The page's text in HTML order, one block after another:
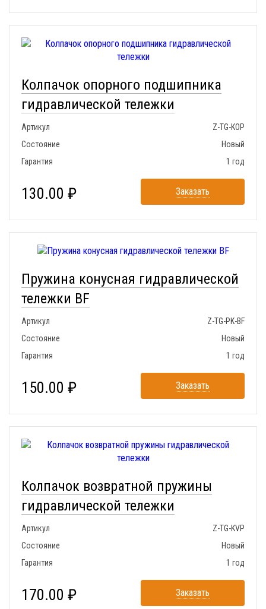
Колпачок опорного подшипника
гидравлической тележки
Артикул
Z-TG-KOP
Состояние
Новый
Гарантия
1 год
130.00 ₽ Заказать
Пружина конусная гидравлической
тележки BF
Артикул
Z-TG-PK-BF
Состояние
Новый
Гарантия
1 год
150.00 ₽ Заказать
Колпачок возвратной пружины
гидравлической тележки
Артикул
Z-TG-KVP
Состояние
Новый
Гарантия
1 год
170.00 ₽ Заказать